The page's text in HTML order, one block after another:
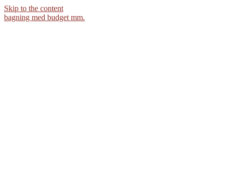
Skip to the content
bagning med budget mm.